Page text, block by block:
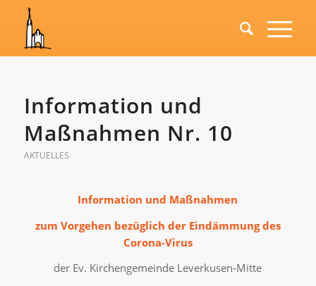
Information und
Maßnahmen Nr. 10
AKTUELLES
Information und Maßnahmen
zum Vorgehen bezüglich der Eindämmung des
Corona-Virus
der Ev. Kirchengemeinde Leverkusen-Mitte